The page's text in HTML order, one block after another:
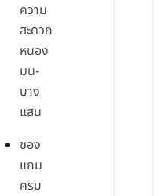
ความ
สะดวก
หนอง
มน-
บาง
แสน
ของ
แถม
ครบ